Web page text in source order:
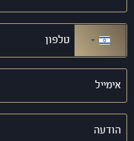
טלפון
(חובה)
ישראל +972
אימייל
(חובה)
הודעה